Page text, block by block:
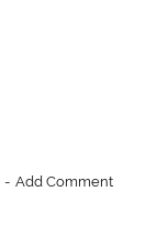
Add Comment